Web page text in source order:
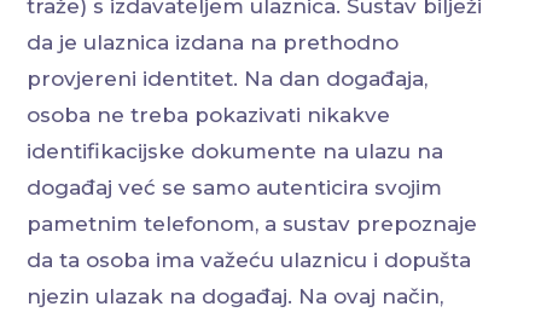
traže) s izdavateljem ulaznica. Sustav bilježi
da je ulaznica izdana na prethodno
provjereni identitet. Na dan događaja,
osoba ne treba pokazivati ​​nikakve
identifikacijske dokumente na ulazu na
događaj već se samo autenticira svojim
pametnim telefonom, a sustav prepoznaje
da ta osoba ima važeću ulaznicu i dopušta
njezin ulazak na događaj. Na ovaj način,